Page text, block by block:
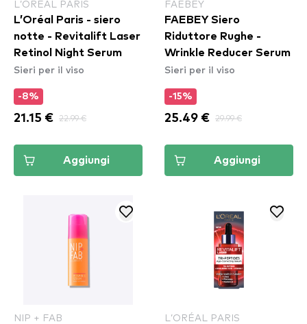
L’ORÉAL PARIS
L’Oréal Paris - siero
notte - Revitalift Laser
Retinol Night Serum
Sieri per il viso
-8%
21.15 € 22.99 €
Aggiungi
FAEBEY
FAEBEY Siero
Riduttore Rughe -
Wrinkle Reducer Serum
Sieri per il viso
-15%
25.49 € 29.99 €
Aggiungi
NIP + FAB L’ORÉAL PARIS